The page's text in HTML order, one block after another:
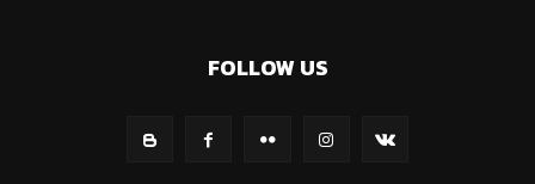
FOLLOW US